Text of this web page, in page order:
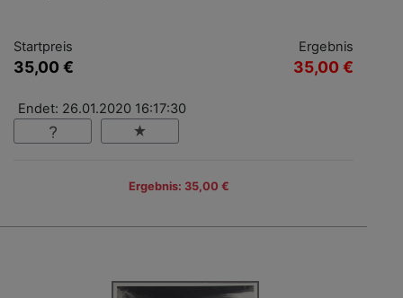
Startpreis
35,00 €
Ergebnis
35,00 €
Endet: 26.01.2020 16:17:30
Ergebnis: 35,00 €